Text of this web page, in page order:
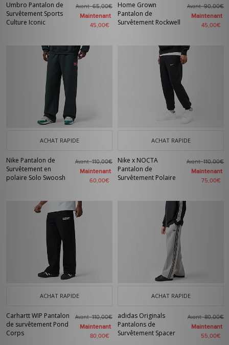
Umbro Pantalon de
Survêtement Sports
Culture Iconic
Avant65,00€
Maintenant
45,00€
Home Grown
Pantalon de
Survêtement Rockwell
Avant90,00€
Maintenant
45,00€
ACHAT RAPIDE
Nike Pantalon de
Survêtement en
polaire Solo Swoosh
Avant110,00€
Maintenant
60,00€
ACHAT RAPIDE
Nike x NOCTA
Pantalon de
Survêtement Polaire
Avant110,00€
Maintenant
75,00€
ACHAT RAPIDE
Carhartt WIP Pantalon
de survêtement Pond
Corps
Avant110,00€
Maintenant
80,00€
ACHAT RAPIDE
adidas Originals
Pantalons de
Survêtement Spacer
Avant80,00€
Maintenant
55,00€